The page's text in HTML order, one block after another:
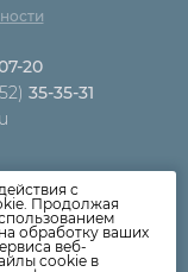
20
35-35-31
с
Продолжая
обработку ваших
веб-
cookie в